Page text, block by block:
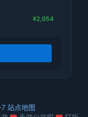
¥2,054
站点地图